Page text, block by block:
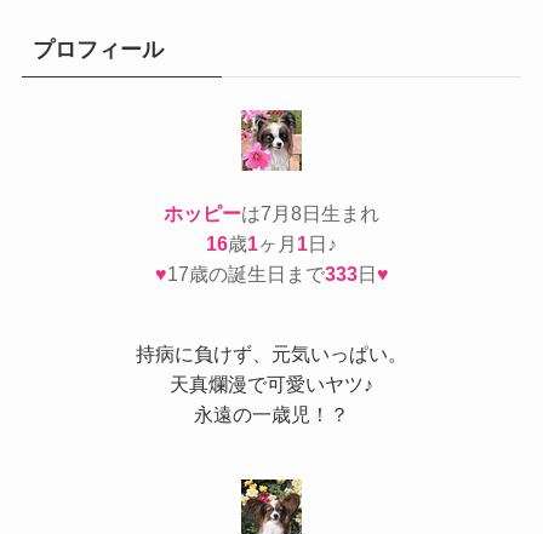
ープロフィール
ホッピーは7月8日生まれ
16歳1ヶ月 1日♪
♥17歳の誕生日まで333日♥
持病に負けず、元気いっぱい。
天真爛漫で可愛いヤツ♪
永遠の一歳児！？